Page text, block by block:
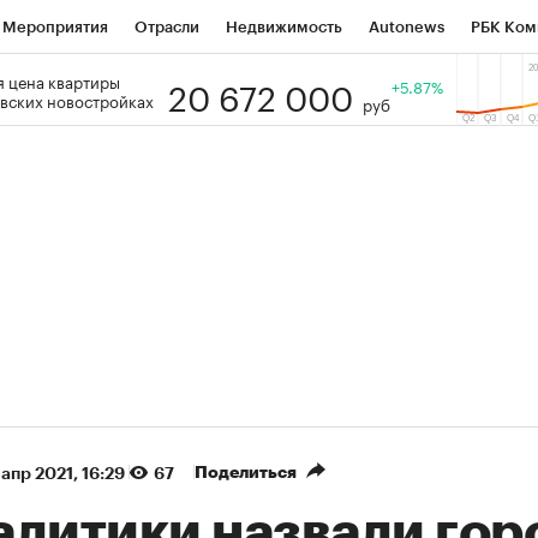
Мероприятия Отрасли Недвижимость Autonews РБК
РБК Образование Тренды
цена квартиры
новостройках
20 672 000 руб
+5.87%
2021, 16:29 67 Поделиться